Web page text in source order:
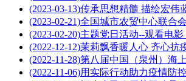
(2023-03-13)传承思想精髓 描绘宏伟
(2023-02-21)全国城市农贸中心联合
(2023-02-20)主题党日活动--观看电影
(2022-12-12)茉莉飘香暖人心 齐心抗
(2022-11-28)第八届中国（泉州）海
(2022-11-06)用实际行动助力疫情防